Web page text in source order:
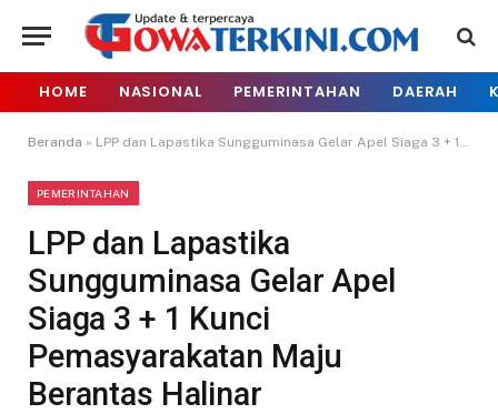
HOME NASIONAL PEMERINTAHAN DAERAH
Beranda » LPP dan Lapastika Sungguminasa Gelar Apel Siaga 3 + 1 Kunci Pemasyarakatan Maju Berantas Halinar
PEMERINTAHAN
LPP dan Lapastika
Sungguminasa Gelar Apel
Siaga 3 + 1 Kunci
Pemasyarakatan Maju
Berantas Halinar